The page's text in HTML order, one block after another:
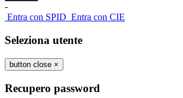
-
Entra con SPID Entra con CIE
Seleziona utente
button close ×
Recupero password